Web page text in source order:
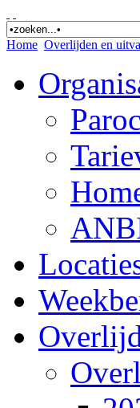
Home Overlijden en